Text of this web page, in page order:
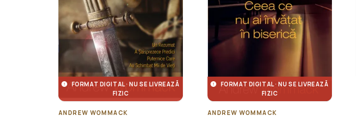
FORMAT DIGITAL · NU SE LIVREAZĂ
FIZIC
ANDREW WOMMACK
FORMAT DIGITAL · NU SE LIVREAZĂ
FIZIC
ANDREW WOMMACK